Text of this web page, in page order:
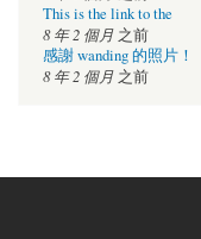
This is the link to the
8 年 2 個月 之前
感謝 wanding 的照片！
8 年 2 個月 之前